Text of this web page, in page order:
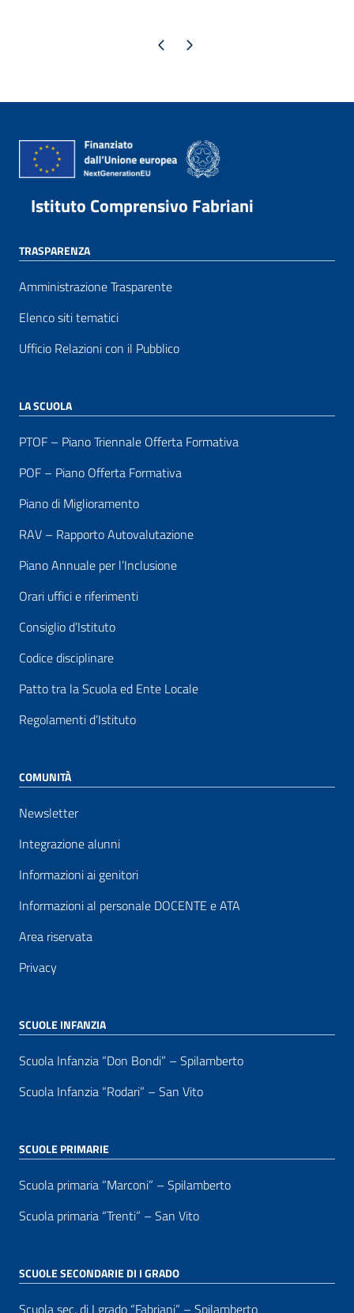
Pagina precedente
Pagina successiva
Istituto Comprensivo Fabriani
TRASPARENZA
Amministrazione Trasparente
Elenco siti tematici
Ufficio Relazioni con il Pubblico
LA SCUOLA
PTOF – Piano Triennale Offerta Formativa
POF – Piano Offerta Formativa
Piano di Miglioramento
RAV – Rapporto Autovalutazione
Piano Annuale per l’Inclusione
Orari uffici e riferimenti
Consiglio d’Istituto
Codice disciplinare
Patto tra la Scuola ed Ente Locale
Regolamenti d’Istituto
COMUNITÀ
Newsletter
Integrazione alunni
Informazioni ai genitori
Informazioni al personale DOCENTE e ATA
Area riservata
Privacy
SCUOLE INFANZIA
Scuola Infanzia “Don Bondi” – Spilamberto
Scuola Infanzia “Rodari” – San Vito
SCUOLE PRIMARIE
Scuola primaria “Marconi” – Spilamberto
Scuola primaria “Trenti” – San Vito
SCUOLE SECONDARIE DI I GRADO
Scuola sec. di I grado “Fabriani” – Spilamberto